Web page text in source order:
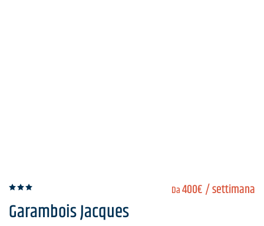
Da400€/ settimana
Garambois Jacques